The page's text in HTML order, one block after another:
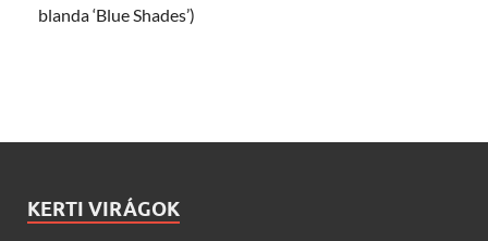
blanda ‘Blue Shades’)
KERTI VIRÁGOK